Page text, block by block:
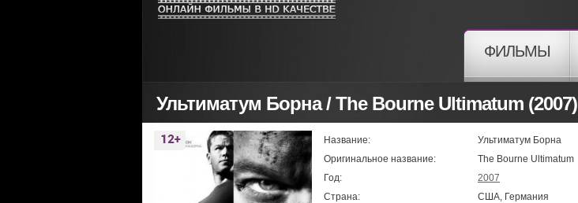
ФИЛЬМЫ
Ультиматум Борна / The Bourne Ultimatum (2007)
Название:
Ультиматум Борна
Оригинальное название:
The Bourne Ultimatum
Год:
2007
Страна:
США, Германия